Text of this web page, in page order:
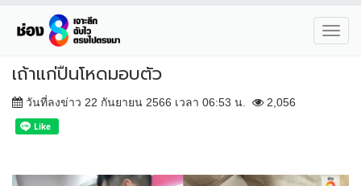
เถ้าแก่ปืนโหดมอบตัว
วันที่ลงข่าว 22 กันยายน 2566 เวลา 06:53 น. 2,056